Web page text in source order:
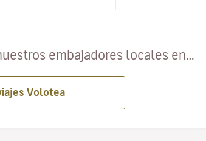
embajadores locales en…
Volotea